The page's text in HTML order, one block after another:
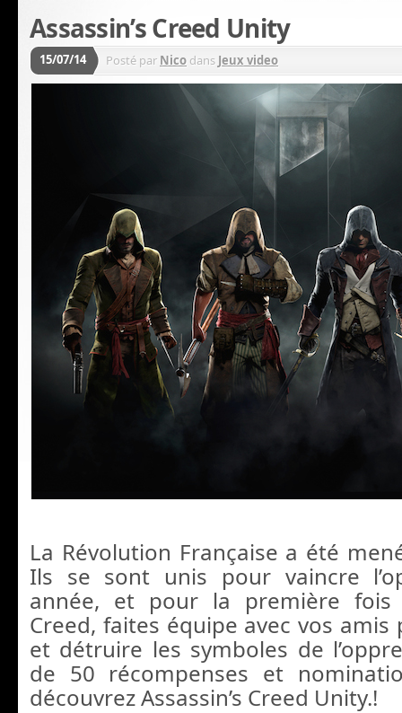
Assassin’s Creed Unity
15/07/14 Posté par Nico dans Jeux video
La Révolution Française a été
Ils se sont unis pour vaincre
année, et pour la première fois
Creed, faites équipe avec vos
et détruire les symboles de
de 50 récompenses et
découvrez Assassin’s Creed Unity.!